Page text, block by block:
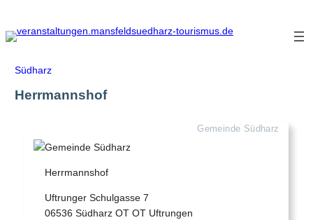
Inhalt
springen
Südharz
Herrmannshof
Gemeinde Südharz
Herrmannshof
Uftrunger Schulgasse 7
06536 Südharz OT OT Uftrungen